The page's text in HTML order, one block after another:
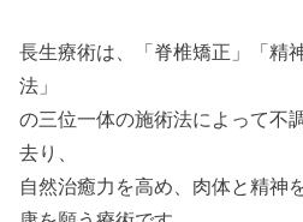
長生療術は、「脊椎矯正」「精
法」
の三位一体の施術法によって不
去り、
自然治癒力を高め、肉体と精神